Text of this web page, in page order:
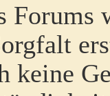
Forums
keine